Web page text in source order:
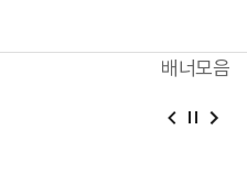
배너모음